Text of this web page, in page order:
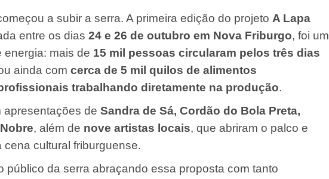
a subir a serra. A primeira edição do projeto A Lapa
entre os dias 24 e 26 de outubro em Nova Friburgo, foi um
mais de 15 mil pessoas circularam pelos três dias
ainda com cerca de 5 mil quilos de alimentos
trabalhando diretamente na produção.
apresentações de Sandra de Sá, Cordão do Bola Preta,
, além de nove artistas locais, que abriram o palco e
cena cultural friburguense.
público da serra abraçando essa proposta com tanto